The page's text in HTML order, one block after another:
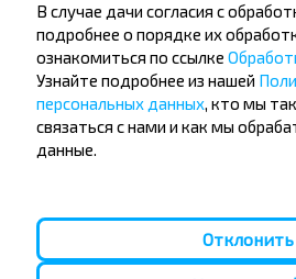
занимает выпуклость от стенки.
При покупке билета онлайн
указано, что багаж
определённого размера -
бесплатно. При посадке
водитель спрашивает, оплачен
ли багаж. Или некорректная
покупке билета, или водитель
ОАО"Витебскоблавтотранс"
ОАО"ВИТЕБСКОБЛАВТОТРАНС"
В случае дачи согласия с
подробнее о порядке их
ознакомиться по ссылке
Узнайте подробнее из нашей
персональных данных, кто мы
связаться с нами и как мы
данные.
Отклонить